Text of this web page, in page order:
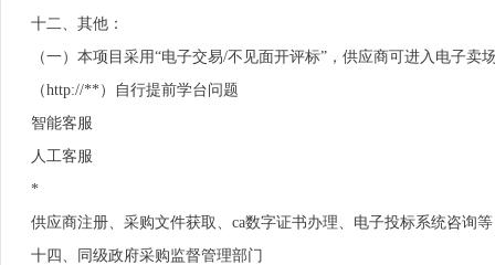
十二、其他：
（一）本项目采用“电子交易/不见面开评标”，供应商可进入电子卖
（http://**）自行提前学台问题
智能客服
人工客服
*
供应商注册、采购文件获取、ca数字证书办理、电子投标系统咨询等
十四、同级政府采购监督管理部门